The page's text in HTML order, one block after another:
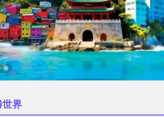
界